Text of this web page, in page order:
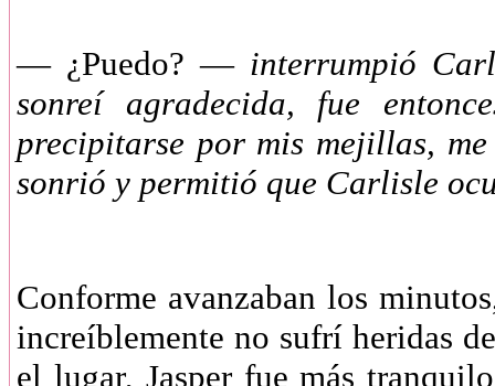
— ¿Puedo? —interrumpió
sonreí agradecida, fue
precipitarse por mis mejillas,
sonrió y permitió que Carlisle
Conforme avanzaban los
increíblemente no sufrí heridas
el lugar, Jasper fue más